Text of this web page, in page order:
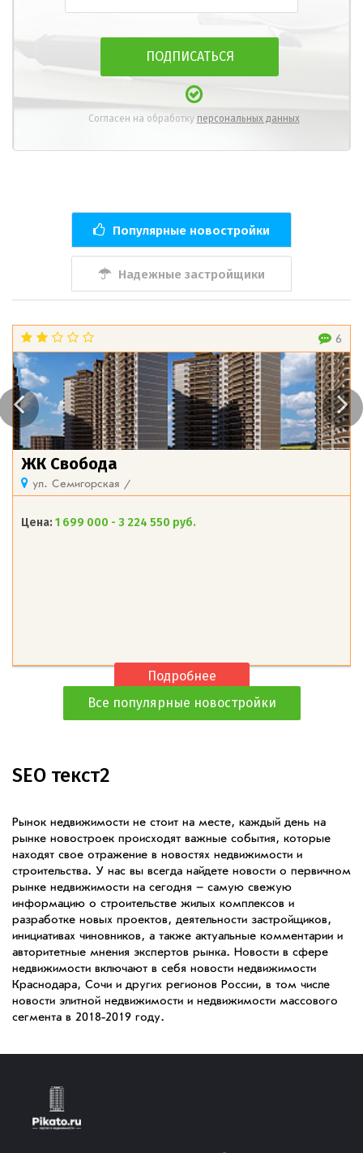
Согласен на обработку персональных данных
Популярные новостройки
Надежные застройщики
6
ЖК Свобода
ул. Семигорская /
Цена: 1 699 000 - 3 224 550 руб.
Подробнее
Все популярные новостройки
SEO текст2
Рынок недвижимости не стоит на месте, каждый день на
рынке новостроек происходят важные события, которые
находят свое отражение в новостях недвижимости и
строительства. У нас вы всегда найдете новости о первичном
рынке недвижимости на сегодня – самую свежую
информацию о строительстве жилых комплексов и
разработке новых проектов, деятельности застройщиков,
инициативах чиновников, а также актуальные комментарии и
авторитетные мнения экспертов рынка. Новости в сфере
недвижимости включают в себя новости недвижимости
Краснодара, Сочи и других регионов России, в том числе
новости элитной недвижимости и недвижимости массового
сегмента в 2018-2019 году.